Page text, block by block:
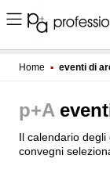
Home ▪ eventi di
p+A
Il calendario
convegni